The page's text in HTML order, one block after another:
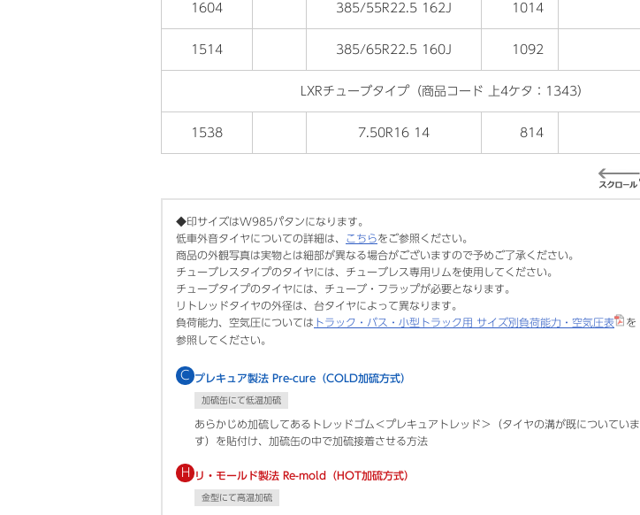
1604 385/55R22.5 162J 1014
1514 385/65R22.5 160J 1092
LXRチューブタイプ（商品コード 上4ケタ：1343）
1538 7.50R16 14 814
◆印サイズはW985パタンになります。
低車外音タイヤについての詳細は、 こちらをご参照ください。
商品の外観写真は実物とは細部が異なる場合がございますので予めご了承ください。
チューブレスタイプのタイヤには、チューブレス専用リムを使用してください。
チューブタイプのタイヤには、チューブ・フラップが必要となります。
リトレッドタイヤの外径は、台タイヤによって異なります。
負荷能力、空気圧については トラック・バス・小型トラック用 サイズ別負荷能力・空気圧表
を
参照してください。
C プレキュア製法 Pre-cure（COLD加硫方式）
加硫缶にて低温加硫
あらかじめ加硫してあるトレッドゴム＜プレキュアトレッド＞（タイヤの溝が既についていま
す）を貼付け、加硫缶の中で加硫接着させる方法
H リ・モールド製法 Re-mold（HOT加硫方式）
金型にて高温加硫